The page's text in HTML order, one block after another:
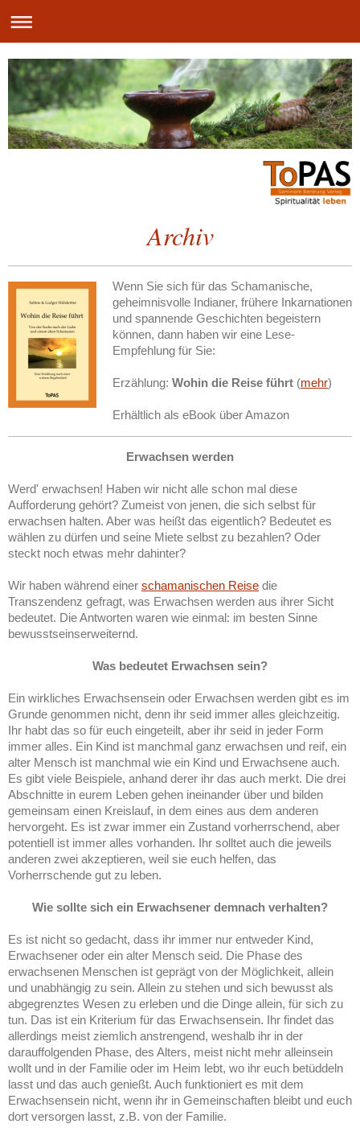
Archiv
Wenn Sie sich für das Schamanische,
geheimnisvolle Indianer, frühere Inkarnationen
und spannende Geschichten begeistern
können, dann haben wir eine Lese-
Empfehlung für Sie:
Erzählung: Wohin die Reise führt (mehr)
Erhältlich als eBook über Amazon
Erwachsen werden
Werd' erwachsen! Haben wir nicht alle schon mal diese
Aufforderung gehört? Zumeist von jenen, die sich selbst für
erwachsen halten. Aber was heißt das eigentlich? Bedeutet es
wählen zu dürfen und seine Miete selbst zu bezahlen? Oder
steckt noch etwas mehr dahinter?
Wir haben während einer schamanischen Reise die
Transzendenz gefragt, was Erwachsen werden aus ihrer Sicht
bedeutet. Die Antworten waren wie einmal: im besten Sinne
bewusstseinserweiternd.
Was bedeutet Erwachsen sein?
Ein wirkliches Erwachsensein oder Erwachsen werden gibt es im
Grunde genommen nicht, denn ihr seid immer alles gleichzeitig.
Ihr habt das so für euch eingeteilt, aber ihr seid in jeder Form
immer alles. Ein Kind ist manchmal ganz erwachsen und reif, ein
alter Mensch ist manchmal wie ein Kind und Erwachsene auch.
Es gibt viele Beispiele, anhand derer ihr das auch merkt. Die drei
Abschnitte in eurem Leben gehen ineinander über und bilden
gemeinsam einen Kreislauf, in dem eines aus dem anderen
hervorgeht. Es ist zwar immer ein Zustand vorherrschend, aber
potentiell ist immer alles vorhanden. Ihr solltet auch die jeweils
anderen zwei akzeptieren, weil sie euch helfen, das
Vorherrschende gut zu leben.
Wie sollte sich ein Erwachsener demnach verhalten?
Es ist nicht so gedacht, dass ihr immer nur entweder Kind,
Erwachsener oder ein alter Mensch seid. Die Phase des
erwachsenen Menschen ist geprägt von der Möglichkeit, allein
und unabhängig zu sein. Allein zu stehen und sich bewusst als
abgegrenztes Wesen zu erleben und die Dinge allein, für sich zu
tun. Das ist ein Kriterium für das Erwachsensein. Ihr findet das
allerdings meist ziemlich anstrengend, weshalb ihr in der
darauffolgenden Phase, des Alters, meist nicht mehr alleinsein
wollt und in der Familie oder im Heim lebt, wo ihr euch betüddeln
lasst und das auch genießt. Auch funktioniert es mit dem
Erwachsensein nicht, wenn ihr in Gemeinschaften bleibt und euch
dort versorgen lasst, z.B. von der Familie.